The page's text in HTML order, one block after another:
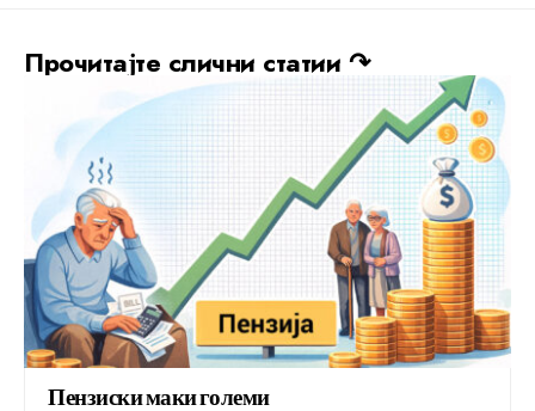
Прочитајте слични статии ↷
Пензиски маки големи